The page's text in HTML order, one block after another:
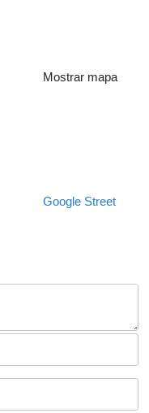
Mostrar mapa
Google Street